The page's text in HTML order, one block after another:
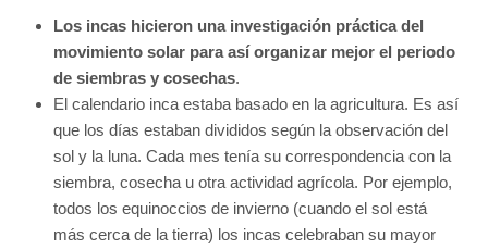
Los incas hicieron una investigación práctica del
movimiento solar para así organizar mejor el periodo
de siembras y cosechas.
El calendario inca estaba basado en la agricultura. Es así
que los días estaban divididos según la observación del
sol y la luna. Cada mes tenía su correspondencia con la
siembra, cosecha u otra actividad agrícola. Por ejemplo,
todos los equinoccios de invierno (cuando el sol está
más cerca de la tierra) los incas celebraban su mayor